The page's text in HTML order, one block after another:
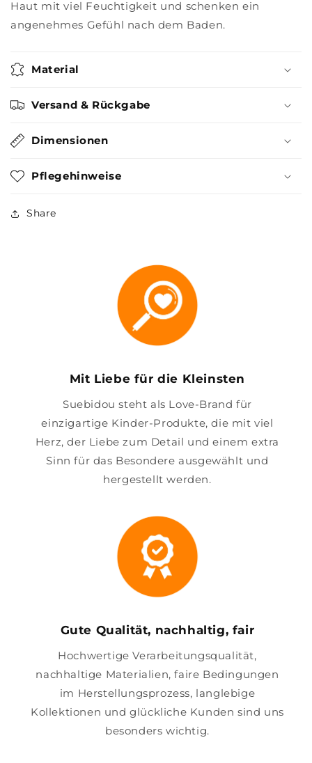
Haut mit viel Feuchtigkeit und schenken ein
angenehmes Gefühl nach dem Baden.
Material
Versand & Rückgabe
Dimensionen
Pflegehinweise
Share
Mit Liebe für die Kleinsten
Suebidou steht als Love-Brand für
einzigartige Kinder-Produkte, die mit viel
Herz, der Liebe zum Detail und einem extra
Sinn für das Besondere ausgewählt und
hergestellt werden.
Gute Qualität, nachhaltig, fair
Hochwertige Verarbeitungsqualität,
nachhaltige Materialien, faire Bedingungen
im Herstellungsprozess, langlebige
Kollektionen und glückliche Kunden sind uns
besonders wichtig.